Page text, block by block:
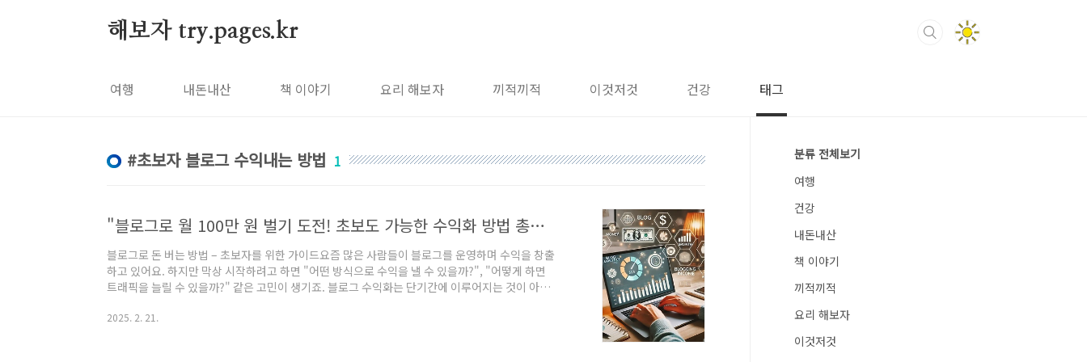
해보자 try.pages.kr
여행 내돈내산 책 이야기 요리 해보자 끼적끼적 이것저것 건강 태그
초보자 블로그 수익내는 방법 1
"블로그로 월 100만 원 벌기 도전! 초보도 가능한 수익화 방법 총정리"
블로그로 돈 버는 방법 – 초보자를 위한 가이드요즘 많은 사람들이 블로그를 운영하며 수익을 창출
하고 있어요. 하지만 막상 시작하려고 하면 "어떤 방식으로 수익을 낼 수 있을까?", "어떻게 하면
트래픽을 늘릴 수 있을까?" 같은 고민이 생기죠. 블로그 수익화는 단기간에 이루어지는 것이 아니
블로그 수익화의 기본 개념블로그를 통해 돈을 벌려면, 우선 **트래픽(방문자 수)**을 확보하는
2025. 2. 21.
분류 전체보기
여행
건강
내돈내산
책 이야기
끼적끼적
요리 해보자
이것저것